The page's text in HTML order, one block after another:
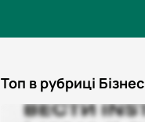
Топ в рубриці Бізнес